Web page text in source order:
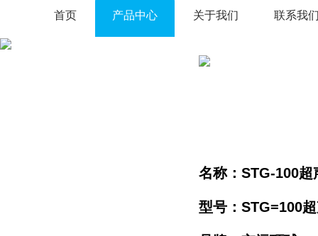
首页 产品中心 关于我们 联系我
名称：STG-100超
型号：STG=100